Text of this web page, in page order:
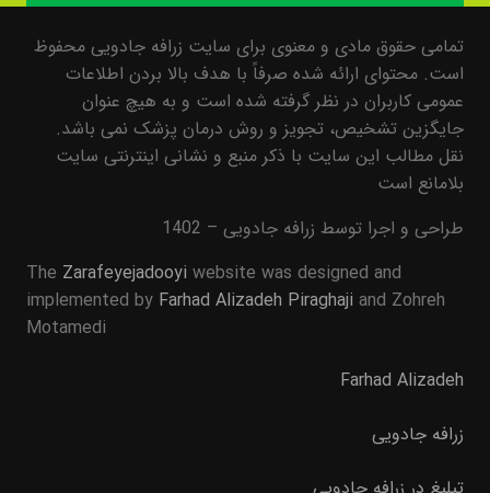
تمامی حقوق مادی و معنوی برای سایت زرافه جادویی محفوظ
است. محتوای ارائه شده صرفاً با هدف بالا بردن اطلاعات
عمومی کاربران در نظر گرفته شده است و به هیچ عنوان
جایگزین تشخیص، تجویز و روش درمان پزشک نمی باشد.
نقل مطالب این سایت با ذکر منبع و نشانی اینترنتی سایت
بلامانع است
طراحی و اجرا توسط زرافه جادویی – 1402
The Zarafeyejadooyi website was designed and
implemented by Farhad Alizadeh Piraghaji and Zohreh
Motamedi
Farhad Alizadeh
زرافه جادویی